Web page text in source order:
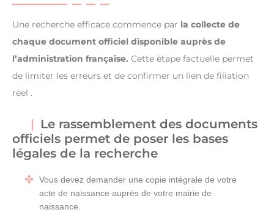
Une recherche efficace commence par la collecte de
chaque document officiel disponible auprès de
l’administration française. Cette étape factuelle permet
de limiter les erreurs et de confirmer un lien de filiation
réel .
Le rassemblement des documents
officiels permet de poser les bases
légales de la recherche
Vous devez demander une copie intégrale de votre
acte de naissance auprès de votre mairie de
naissance.